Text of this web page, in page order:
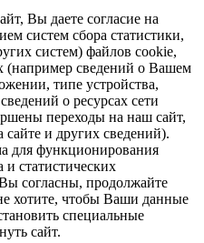
Вы даете согласие на
систем сбора статистики,
систем) файлов cookie,
(например сведений о Вашем
типе устройства,
о ресурсах сети
переходы на наш сайт,
и других сведений).
для функционирования
и статистических
согласны, продолжайте
хотите, чтобы Ваши данные
специальные
сайт.